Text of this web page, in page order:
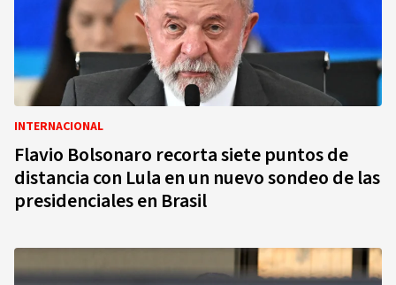
INTERNACIONAL
Flavio Bolsonaro recorta siete puntos de
distancia con Lula en un nuevo sondeo de las
presidenciales en Brasil